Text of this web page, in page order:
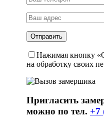
Нажимая кнопку
на обработку своих
Пригласить
можно по тел. +7